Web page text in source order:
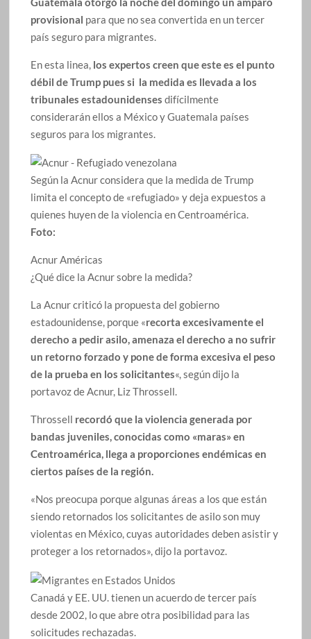
provisional para que no sea convertida en un tercer
país seguro para migrantes.
En esta linea, los expertos creen que este es el punto
débil de Trump pues si la medida es llevada a los
tribunales estadounidenses difícilmente
considerarán ellos a México y Guatemala países
seguros para los migrantes.
Según la Acnur considera que la medida de Trump
limita el concepto de «refugiado» y deja expuestos a
quienes huyen de la violencia en Centroamérica.
Foto:
Acnur Américas
¿Qué dice la Acnur sobre la medida?
La Acnur criticó la propuesta del gobierno
estadounidense, porque «recorta excesivamente el
derecho a pedir asilo, amenaza el derecho a no sufrir
un retorno forzado y pone de forma excesiva el peso
de la prueba en los solicitantes«, según dijo la
portavoz de Acnur, Liz Throssell.
Throssell recordó que la violencia generada por
bandas juveniles, conocidas como «maras» en
Centroamérica, llega a proporciones endémicas en
ciertos países de la región.
«Nos preocupa porque algunas áreas a los que están
siendo retornados los solicitantes de asilo son muy
violentas en México, cuyas autoridades deben asistir y
proteger a los retornados», dijo la portavoz.
Canadá y EE. UU. tienen un acuerdo de tercer país
desde 2002, lo que abre otra posibilidad para las
solicitudes rechazadas.